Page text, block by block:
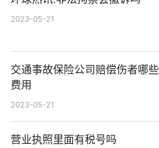
2023-05-21
交通事故保险公司赔偿伤者哪些
费用
2023-05-21
营业执照里面有税号吗